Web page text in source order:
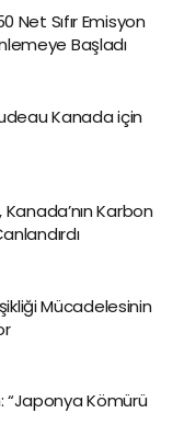
Net Sıfır Emisyon
Başladı
Kanada için
Karbon
Mücadelesinin
“Japonya Kömürü